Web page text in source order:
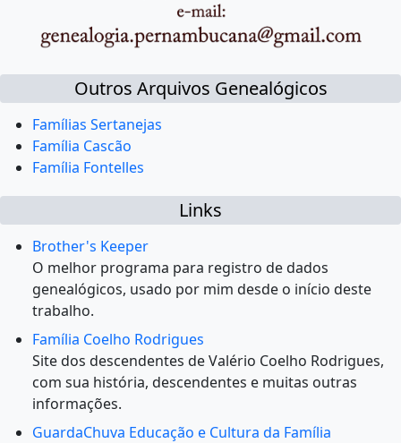
Outros Arquivos Genealógicos
Famílias Sertanejas
Família Cascão
Família Fontelles
Links
Brother's Keeper
O melhor programa para registro de dados
genealógicos, usado por mim desde o início deste
trabalho.
Família Coelho Rodrigues
Site dos descendentes de Valério Coelho Rodrigues,
com sua história, descendentes e muitas outras
informações.
GuardaChuva Educação e Cultura da Família